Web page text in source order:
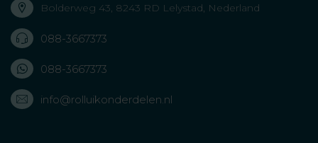
Bolderweg 43, 8243 RD Lelystad, Nederland
088-3667373
088-3667373
info@rolluikonderdelen.nl